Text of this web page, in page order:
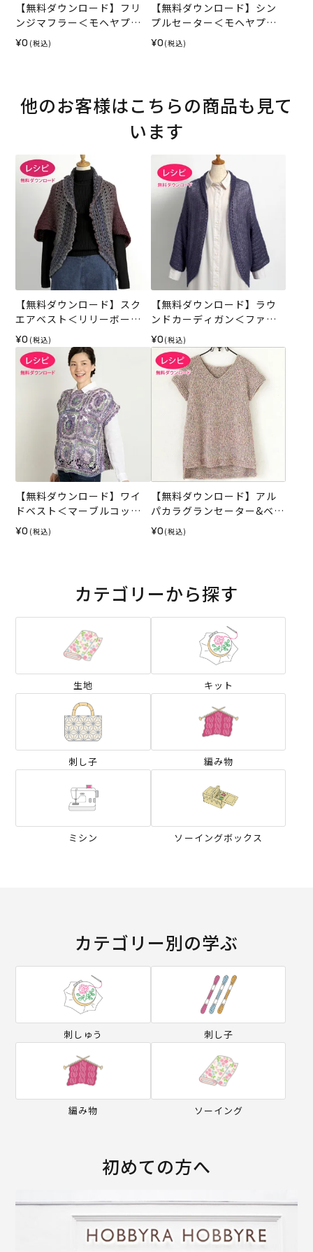
【無料ダウンロード】フリ
ンジマフラー＜モヘヤプラ
ネット＞（レシピ）
¥0 (税込)
【無料ダウンロード】シン
プルセーター＜モヘヤプラ
ネット＞（レシピ）
¥0 (税込)
他のお客様はこちらの商品も見て
います
【無料ダウンロード】スク
エアベスト＜リリーボーダ
ー＞（レシピ）
¥0 (税込)
【無料ダウンロード】ラウ
ンドカーディガン＜ファイ
ンモヘヤ＞（レシピ）
¥0 (税込)
【無料ダウンロード】ワイ
ドベスト＜マーブルコット
ン＞（レシピ）
¥0 (税込)
【無料ダウンロード】アル
パカラグランセーター&ベス
ト （レシピ）
¥0 (税込)
カテゴリーから探す
生地 キット
刺し子 編み物
ミシン ソーイングボックス
カテゴリー別の学ぶ
刺しゅう 刺し子
編み物 ソーイング
初めての方へ